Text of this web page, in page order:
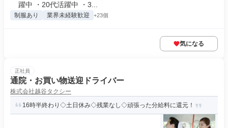
躍中 ・20代活躍中 ・3...
制服あり 業界未経験歓迎 +23個
気になる
正社員
通院・お買い物送迎ドライバー
株式会社越谷タクシー
16時半終わり◇土日休み◇残業なし◇頑張った分給料に還元！